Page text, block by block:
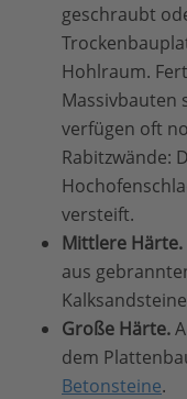
geschraubt
Hohlraum.
Massivbauten
verfügen oft
Rabitzwände:
versteift.
Mittlere Härte.
aus
Große Härte.
dem
Betonsteine.